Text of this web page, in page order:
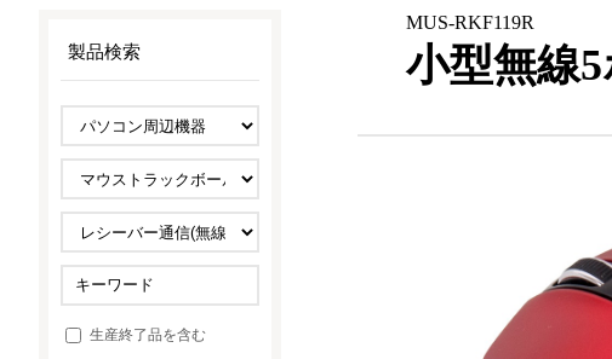
ノート・紙製品
スマートフォン・
タブレット関連
ゲーム関連
防災・
セキュリティ用品
オーダー手帳・ノベルティ制作
ドキュメントスキャニングサービス
導入事例
IR情報
サステナビリティ
MUS-RKF119R
小型無線
製品検索
生産終了品を含む